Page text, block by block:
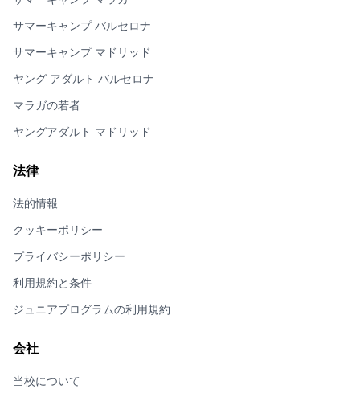
サマーキャンプ バルセロナ
サマーキャンプ マドリッド
ヤング アダルト バルセロナ
マラガの若者
ヤングアダルト マドリッド
法律
法的情報
クッキーポリシー
プライバシーポリシー
利用規約と条件
ジュニアプログラムの利用規約
会社
当校について